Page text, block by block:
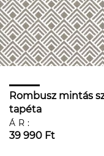
Rombusz mintás
tapéta
ÁR:
39 990 Ft